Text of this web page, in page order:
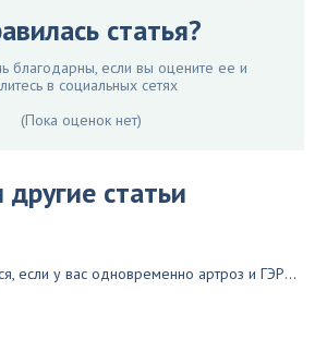
статья?
благодарны, если вы оцените ее и
в социальных сетях
(Пока оценок нет)
статьи
если у вас одновременно артроз и ГЭР...